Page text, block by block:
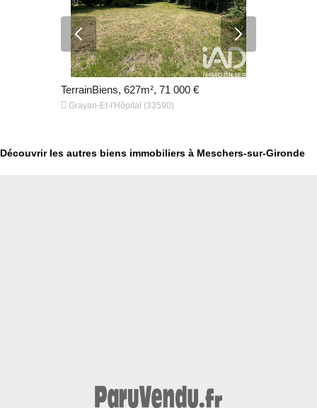
TerrainBiens, 627m², 71 000 €
 Grayan-Et-l'Hôpital (33590)
Découvrir les autres biens immobiliers à Meschers-sur-Gironde